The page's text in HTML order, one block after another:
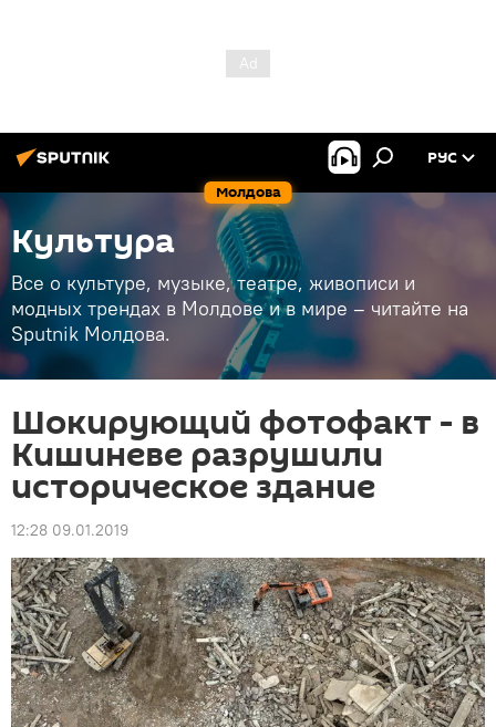
Молдова
РУС
Культура
Все о культуре, музыке, театре, живописи и
модных трендах в Молдове и в мире – читайте на
Sputnik Молдова.
Шокирующий фотофакт - в
Кишиневе разрушили
историческое здание
12:28 09.01.2019